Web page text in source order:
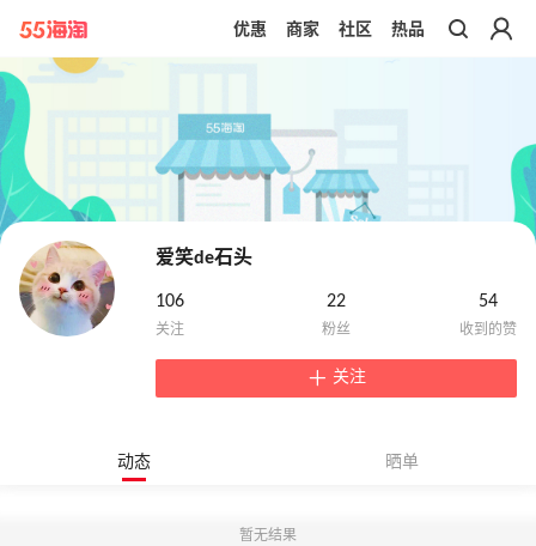
带你去官网买正品
优惠 商家 社区 热品
爱笑de石头
106 22 54
关注
动态 晒单
暂无结果